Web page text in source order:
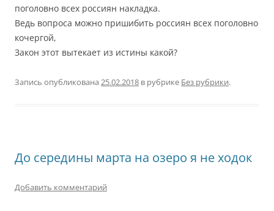
поголовно всех россиян накладка.
Ведь вопроса можно пришибить россиян всех поголовно
кочергой,
Закон этот вытекает из истины какой?
Запись опубликована 25.02.2018 в рубрике Без рубрики.
До середины марта на озеро я не ходок
Добавить комментарий